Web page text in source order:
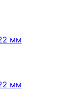
мм
мм